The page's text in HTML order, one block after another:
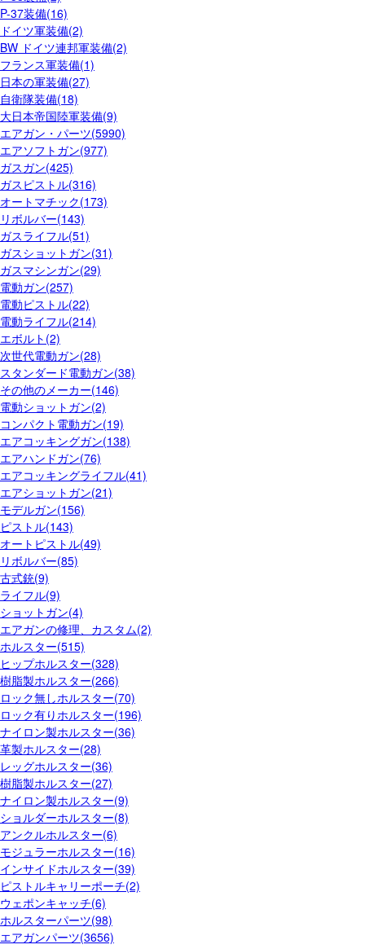
P-37装備(16)
ドイツ軍装備(2)
BW ドイツ連邦軍装備(2)
フランス軍装備(1)
日本の軍装備(27)
自衛隊装備(18)
大日本帝国陸軍装備(9)
エアガン・パーツ(5990)
エアソフトガン(977)
ガスガン(425)
ガスピストル(316)
オートマチック(173)
リボルバー(143)
ガスライフル(51)
ガスショットガン(31)
ガスマシンガン(29)
電動ガン(257)
電動ピストル(22)
電動ライフル(214)
エボルト(2)
次世代電動ガン(28)
スタンダード電動ガン(38)
その他のメーカー(146)
電動ショットガン(2)
コンパクト電動ガン(19)
エアコッキングガン(138)
エアハンドガン(76)
エアコッキングライフル(41)
エアショットガン(21)
モデルガン(156)
ピストル(143)
オートピストル(49)
リボルバー(85)
古式銃(9)
ライフル(9)
ショットガン(4)
エアガンの修理、カスタム(2)
ホルスター(515)
ヒップホルスター(328)
樹脂製ホルスター(266)
ロック無しホルスター(70)
ロック有りホルスター(196)
ナイロン製ホルスター(36)
革製ホルスター(28)
レッグホルスター(36)
樹脂製ホルスター(27)
ナイロン製ホルスター(9)
ショルダーホルスター(8)
アンクルホルスター(6)
モジュラーホルスター(16)
インサイドホルスター(39)
ピストルキャリーポーチ(2)
ウェポンキャッチ(6)
ホルスターパーツ(98)
エアガンパーツ(3656)